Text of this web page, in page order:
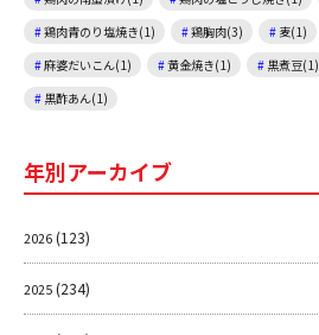
鶏肉青のり塩焼き(1)
鶏胸肉(3) 麦(1)
麻婆だいこん(1)
黄金焼き(1) 黒煮豆(1)
黒酢あん(1)
年別アーカイブ
2026(123)
2025(234)